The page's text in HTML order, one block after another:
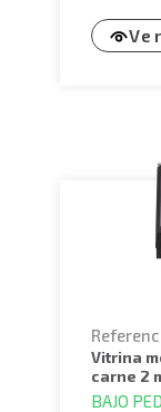
Ver
vitrina mostrador para maduración de
carne 2
BAJO